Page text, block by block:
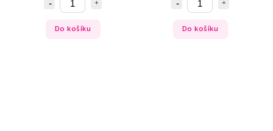
Do košíku Do košíku